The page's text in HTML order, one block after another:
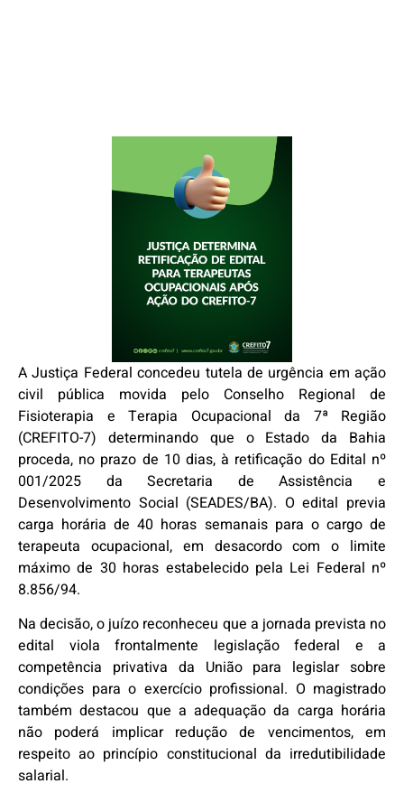
A Justiça Federal concedeu tutela de urgência em ação
civil pública movida pelo Conselho Regional de
Fisioterapia e Terapia Ocupacional da 7ª Região
(CREFITO-7) determinando que o Estado da Bahia
proceda, no prazo de 10 dias, à retificação do Edital nº
001/2025 da Secretaria de Assistência e
Desenvolvimento Social (SEADES/BA). O edital previa
carga horária de 40 horas semanais para o cargo de
terapeuta ocupacional, em desacordo com o limite
máximo de 30 horas estabelecido pela Lei Federal nº
8.856/94.
Na decisão, o juízo reconheceu que a jornada prevista no
edital viola frontalmente legislação federal e a
competência privativa da União para legislar sobre
condições para o exercício profissional. O magistrado
também destacou que a adequação da carga horária
não poderá implicar redução de vencimentos, em
respeito ao princípio constitucional da irredutibilidade
salarial.